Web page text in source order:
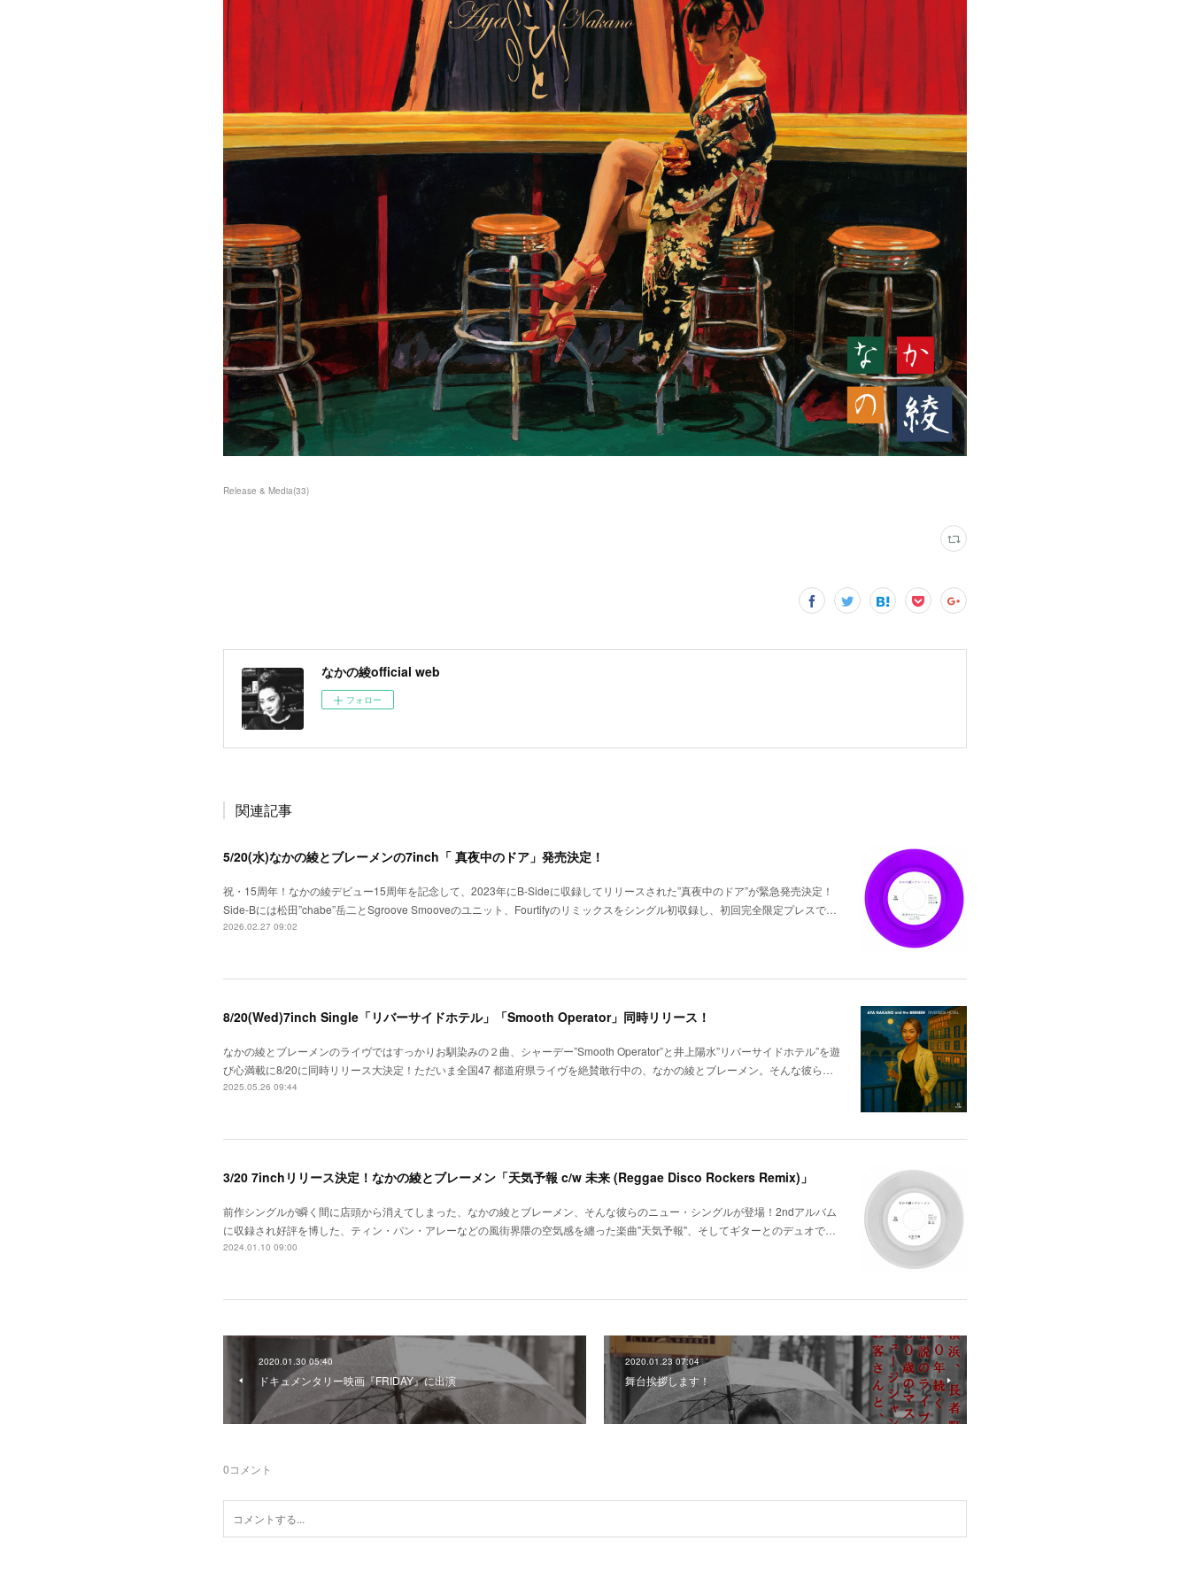
Release & Media(33)
なかの綾official web
フォロー
関連記事
5/20(水)なかの綾とブレーメンの7inch「 真夜中のドア」発売決定！
祝・15周年！なかの綾デビュー15周年を記念して、2023年にB-Sideに収録してリリースされた”真夜中のドア”が緊急発売決定！
Side-Bには松田”chabe”岳二とSgroove Smooveのユニット、Fourtifyのリミックスをシングル初収録し、初回完全限定プレスで…
2026.02.27 09:02
8/20(Wed)7inch Single「リバーサイドホテル」「Smooth Operator」同時リリース！
なかの綾とブレーメンのライヴではすっかりお馴染みの２曲、シャーデー”Smooth Operator”と井上陽水”リバーサイドホテル”を遊
び心満載に8/20に同時リリース大決定！ただいま全国47 都道府県ライヴを絶賛敢行中の、なかの綾とブレーメン。そんな彼ら…
2025.05.26 09:44
3/20 7inchリリース決定！なかの綾とブレーメン「天気予報 c/w 未来 (Reggae Disco Rockers Remix)」
前作シングルが瞬く間に店頭から消えてしまった、なかの綾とブレーメン、そんな彼らのニュー・シングルが登場！2ndアルバム
に収録され好評を博した、ティン・パン・アレーなどの風街界隈の空気感を纏った楽曲"天気予報"、そしてギターとのデュオで…
2024.01.10 09:00
2020.01.30 05:40
ドキュメンタリー映画『FRIDAY』に出演
2020.01.23 07:04
舞台挨拶します！
0コメント